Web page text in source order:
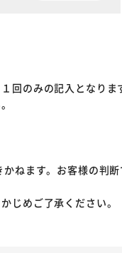
回のみの記入となりま
ねます。お客様の判
じめご了承ください。